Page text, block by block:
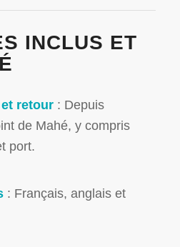
INCLUS ET
retour: Depuis
de Mahé, y compris
port.
: Français, anglais et